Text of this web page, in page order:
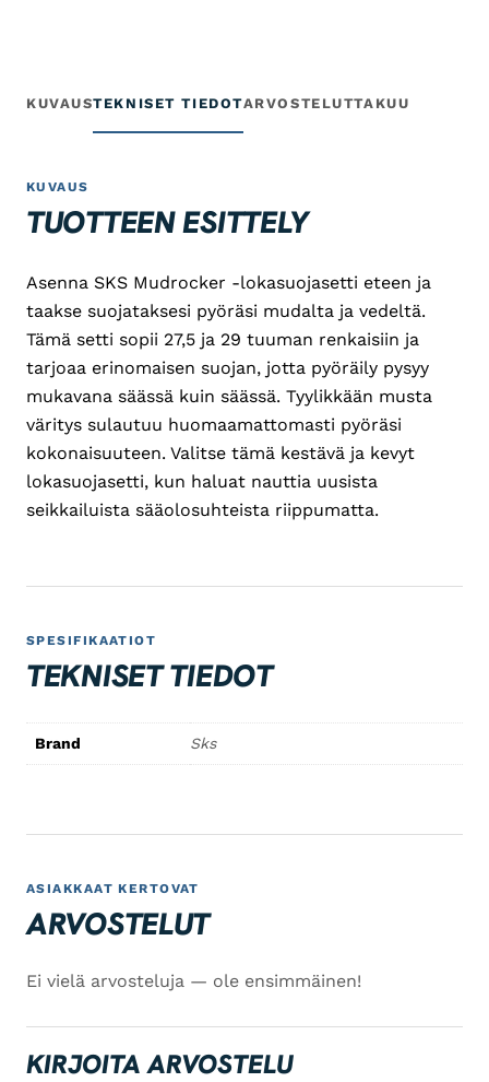
KUVAUSTEKNISET TIEDOTARVOSTELUTTAKUU
KUVAUS
TUOTTEEN ESITTELY
Asenna SKS Mudrocker -lokasuojasetti eteen ja
taakse suojataksesi pyöräsi mudalta ja vedeltä.
Tämä setti sopii 27,5 ja 29 tuuman renkaisiin ja
tarjoaa erinomaisen suojan, jotta pyöräily pysyy
mukavana säässä kuin säässä. Tyylikkään musta
väritys sulautuu huomaamattomasti pyöräsi
kokonaisuuteen. Valitse tämä kestävä ja kevyt
lokasuojasetti, kun haluat nauttia uusista
seikkailuista sääolosuhteista riippumatta.
SPESIFIKAATIOT
TEKNISET TIEDOT
Brand Sks
ASIAKKAAT KERTOVAT
ARVOSTELUT
Ei vielä arvosteluja — ole ensimmäinen!
KIRJOITA ARVOSTELU